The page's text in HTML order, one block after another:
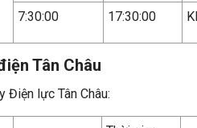
7:30:00 17:30:00
Tân Châu
Điện lực Tân Châu: